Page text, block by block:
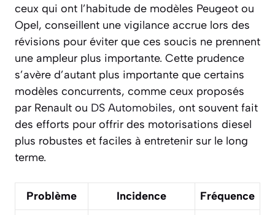
ceux qui ont l’habitude de modèles Peugeot ou
Opel, conseillent une vigilance accrue lors des
révisions pour éviter que ces soucis ne prennent
une ampleur plus importante. Cette prudence
s’avère d’autant plus importante que certains
modèles concurrents, comme ceux proposés
par Renault ou DS Automobiles, ont souvent fait
des efforts pour offrir des motorisations diesel
plus robustes et faciles à entretenir sur le long
terme.
Problème Incidence
Fréquence